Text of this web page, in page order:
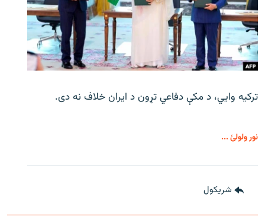
ترکیه وايي، د مکې دفاعي تړون د ایران خلاف نه دی.
نور ولولئ ...
شريکول